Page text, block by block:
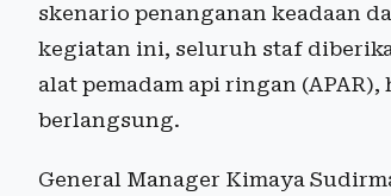
skenario penanganan keadaan
kegiatan ini, seluruh staf
alat pemadam api ringan
berlangsung.
General Manager Kimaya